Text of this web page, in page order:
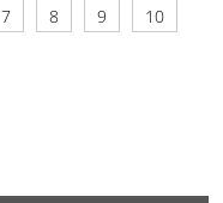
7 8 9 10